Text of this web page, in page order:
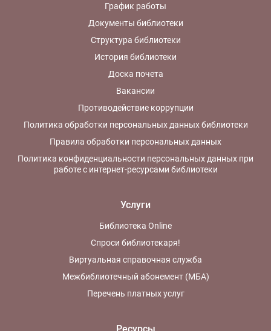
График работы
Документы библиотеки
Структура библиотеки
История библиотеки
Доска почета
Вакансии
Противодействие коррупции
Политика обработки персональных данных библиотеки
Правила обработки персональных данных
Политика конфиденциальности персональных данных при
работе с интернет-ресурсами библиотеки
Услуги
Библиотека Online
Спроси библиотекаря!
Виртуальная справочная служба
Межбиблиотечный абонемент (МБА)
Перечень платных услуг